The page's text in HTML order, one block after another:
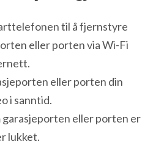
til å fjernstyre
eller porten via Wi-Fi
eller porten din
i sanntid.
garasjeporten eller porten er
lukket.